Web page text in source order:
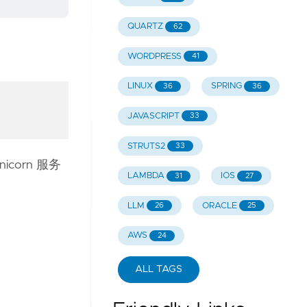
服务
QUARTZ 62
WORDPRESS 41
LINUX 36 SPRING 36
JAVASCRIPT 33
STRUTS2 33
LAMBDA 31 IOS 27
LLM 26 ORACLE 25
AWS 24
ALL TAGS